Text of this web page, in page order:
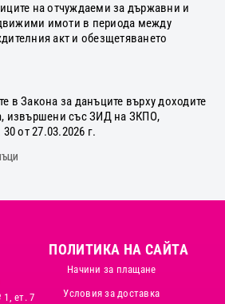
на отчуждаеми за държавни и
имоти в периода между
акт и обезщетяването
в Закона за данъците върху доходите
извършени със ЗИД на ЗКПО,
от 27.03.2026 г.
ет. 7
ПОЛИТИКА НА САЙТА
Начини за плащане
Условия за доставка